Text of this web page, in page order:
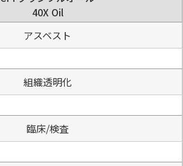
40X Oil
アスベスト
組織透明化
臨床/検査